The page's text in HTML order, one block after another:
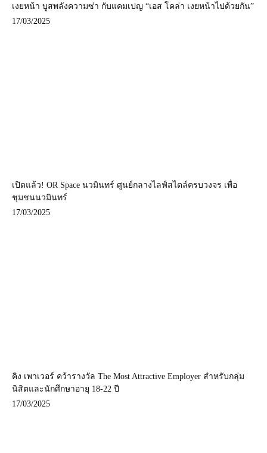
เงยหน้า บูสพลังความซ่า กับแคมเปญ “เอส โคล่า เงยหน้าไปด้วยกัน”
17/03/2025
เปิดแล้ว! OR Space นวมินทร์ ศูนย์กลางไลฟ์สไตล์ครบวงจร เพื่อ
ชุมชนนวมินทร์
17/03/2025
คิง เพาเวอร์ คว้ารางวัล The Most Attractive Employer สำหรับกลุ่ม
นิสิตและนักศึกษาอายุ 18-22 ปี
17/03/2025